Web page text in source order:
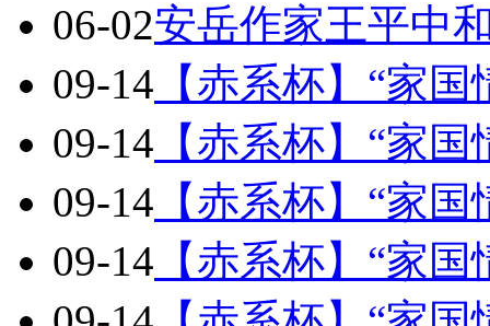
06-02安岳作家王平中
09-14 【赤系杯】“家
09-14 【赤系杯】“家
09-14 【赤系杯】“家
09-14 【赤系杯】“家